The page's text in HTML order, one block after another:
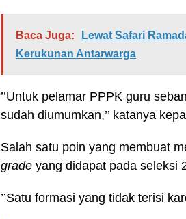
Baca Juga:
Lewat Safari
Kerukunan Antarwarga
’’Untuk pelamar PPPK guru
sudah diumumkan,’’ katanya
Salah satu poin yang membuat
grade yang didapat pada seleksi
’’Satu formasi yang tidak terisi